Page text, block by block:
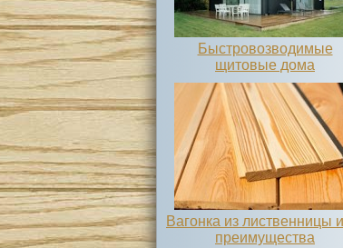
Быстровозводимые
щитовые дома
Вагонка из лиственницы
преимущества